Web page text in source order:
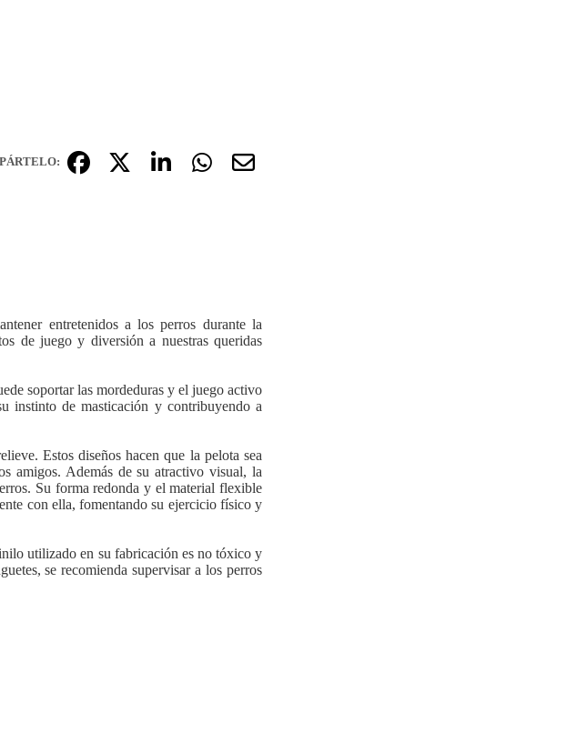
entretenidos a los perros durante la
de juego y diversión a nuestras queridas
soportar las mordeduras y el juego activo
instinto de masticación y contribuyendo a
Estos diseños hacen que la pelota sea
amigos. Además de su atractivo visual, la
Su forma redonda y el material flexible
con ella, fomentando su ejercicio físico y
utilizado en su fabricación es no tóxico y
se recomienda supervisar a los perros